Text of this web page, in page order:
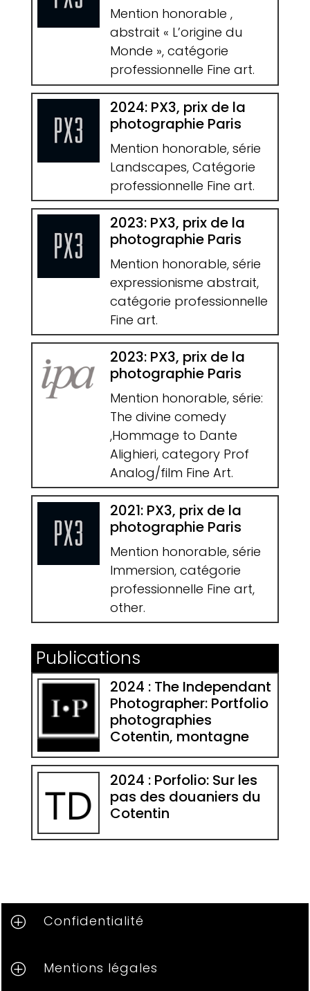
Mention honorable ,
abstrait « L’origine du
Monde », catégorie
professionnelle Fine art.
2024: PX3, prix de la
photographie Paris
Mention honorable, série
Landscapes, Catégorie
professionnelle Fine art.
2023: PX3, prix de la
photographie Paris
Mention honorable, série
expressionisme abstrait,
catégorie professionnelle
Fine art.
2023: PX3, prix de la
photographie Paris
Mention honorable, série:
The divine comedy
,Hommage to Dante
Alighieri, category Prof
Analog/film Fine Art.
2021: PX3, prix de la
photographie Paris
Mention honorable, série
Immersion, catégorie
professionnelle Fine art,
other.
Publications
2024 : The Independant
Photographer: Portfolio
photographies
Cotentin, montagne
2024 : Porfolio: Sur les
pas des douaniers du
Cotentin
P Confidentialité
P Mentions légales